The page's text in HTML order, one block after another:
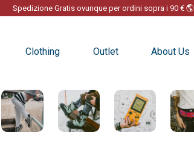
Spedizione Gratis ovunque per ordini sopra i 90 € 🌎
Clothing Outlet About Us